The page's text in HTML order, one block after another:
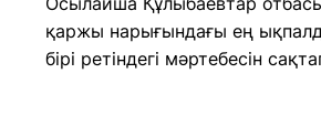
қаржы нарығындағы ең
бірі ретіндегі мәртебесін